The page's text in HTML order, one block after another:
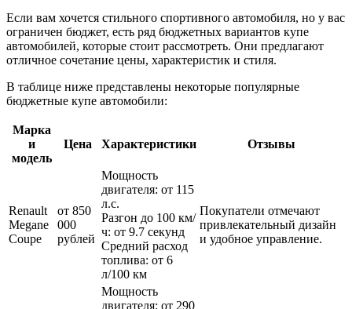
Если вам хочется стильного спортивного автомобиля, но у вас
ограничен бюджет, есть ряд бюджетных вариантов купе
автомобилей, которые стоит рассмотреть. Они предлагают
отличное сочетание цены, характеристик и стиля.
В таблице ниже представлены некоторые популярные
бюджетные купе автомобили:
Марка
и
модель
Цена Характеристики Отзывы
Renault
Megane
Coupe
от 850
000
рублей
Мощность
двигателя: от 115
л.с.
Разгон до 100 км/
ч: от 9.7 секунд
Средний расход
топлива: от 6
л/100 км
Покупатели отмечают
привлекательный дизайн
и удобное управление.
Мощность
двигателя: от 290